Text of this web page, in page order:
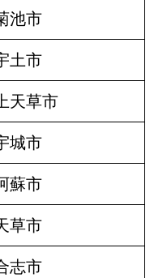
池市
土市
天草市
城市
蘇市
草市
志市